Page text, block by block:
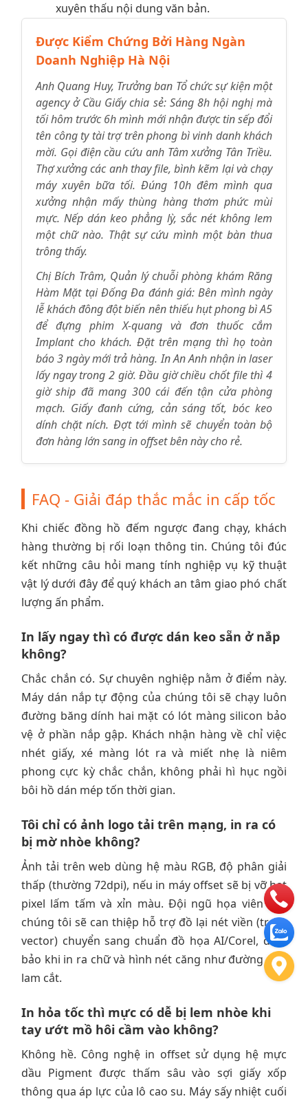
xuyên thấu nội dung văn bản.
Được Kiểm Chứng Bởi Hàng Ngàn
Doanh Nghiệp Hà Nội
Anh Quang Huy, Trưởng ban Tổ chức sự kiện một
agency ở Cầu Giấy chia sẻ: Sáng 8h hội nghị mà
tối hôm trước 6h mình mới nhận được tin sếp đổi
tên công ty tài trợ trên phong bì vinh danh khách
mời. Gọi điện cầu cứu anh Tâm xưởng Tân Triều.
Thợ xưởng các anh thay file, bình kẽm lại và chạy
máy xuyên bữa tối. Đúng 10h đêm mình qua
xưởng nhận mấy thùng hàng thơm phức mùi
mực. Nếp dán keo phẳng lỳ, sắc nét không lem
một chữ nào. Thật sự cứu mình một bàn thua
trông thấy.
Chị Bích Trâm, Quản lý chuỗi phòng khám Răng
Hàm Mặt tại Đống Đa đánh giá: Bên mình ngày
lễ khách đông đột biến nên thiếu hụt phong bì A5
để đựng phim X-quang và đơn thuốc cắm
Implant cho khách. Đặt trên mạng thì họ toàn
báo 3 ngày mới trả hàng. In An Anh nhận in laser
lấy ngay trong 2 giờ. Đầu giờ chiều chốt file thì 4
giờ ship đã mang 300 cái đến tận cửa phòng
mạch. Giấy đanh cứng, cản sáng tốt, bóc keo
dính chặt ních. Đợt tới mình sẽ chuyển toàn bộ
đơn hàng lớn sang in offset bên này cho rẻ.
FAQ - Giải đáp thắc mắc in cấp tốc
Khi chiếc đồng hồ đếm ngược đang chạy, khách
hàng thường bị rối loạn thông tin. Chúng tôi đúc
kết những câu hỏi mang tính nghiệp vụ kỹ thuật
vật lý dưới đây để quý khách an tâm giao phó chất
lượng ấn phẩm.
In lấy ngay thì có được dán keo sẵn ở nắp
không?
Chắc chắn có. Sự chuyên nghiệp nằm ở điểm này.
Máy dán nắp tự động của chúng tôi sẽ chạy luôn
đường băng dính hai mặt có lót màng silicon bảo
vệ ở phần nắp gập. Khách nhận hàng về chỉ việc
nhét giấy, xé màng lót ra và miết nhẹ là niêm
phong cực kỳ chắc chắn, không phải hì hục ngồi
bôi hồ dán mép tốn thời gian.
Tôi chỉ có ảnh logo tải trên mạng, in ra có
bị mờ nhòe không?
Ảnh tải trên web dùng hệ màu RGB, độ phân giải
thấp (thường 72dpi), nếu in máy offset sẽ bị vỡ hạt
pixel lấm tấm và xỉn màu. Đội ngũ họa viên của
chúng tôi sẽ can thiệp hỗ trợ đồ lại nét viền (trace
vector) chuyển sang chuẩn đồ họa AI/Corel, đảm
bảo khi in ra chữ và hình nét căng như đường dao
lam cắt.
In hỏa tốc thì mực có dễ bị lem nhòe khi
tay ướt mồ hôi cầm vào không?
Không hề. Công nghệ in offset sử dụng hệ mực
dầu Pigment được thấm sâu vào sợi giấy xốp
thông qua áp lực của lô cao su. Máy sấy nhiệt cuối